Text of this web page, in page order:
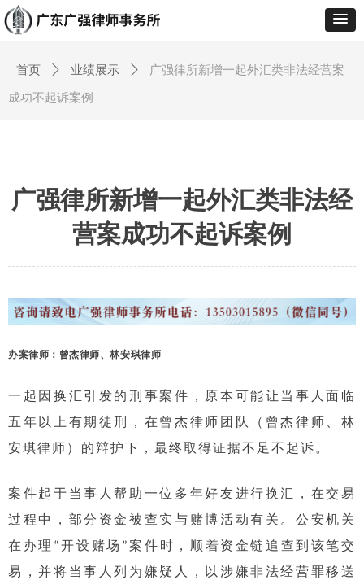
广强律所新增一起外汇类非法经
营案成功不起诉案例
办案律师： 曾杰律师、林安琪律师
一起因换汇引发的刑事案件，原本可能让当事人面临
五年以上有期徒刑，在曾杰律师团队（曾杰律师、林
安琪律师）的辩护下，最终取得证据不足不起诉。
案件起于当事人帮助一位多年好友进行换汇，在交易
过程中，部分资金被查实与赌博活动有关。公安机关
在办理“开设赌场”案件时，顺着资金链追查到该笔交
易，并将当事人列为嫌疑人，以涉嫌非法经营罪移送
首页 ꄲ 业绩展示 ꄲ 广强律所新增一起外汇类非法经营案
成功不起诉案例